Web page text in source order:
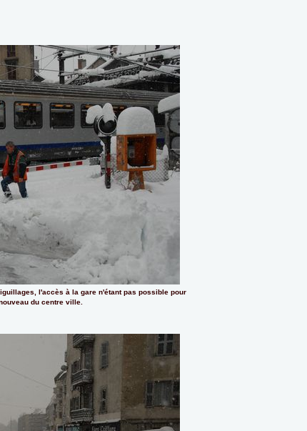
l'accès à la gare n'étant pas possible pour
du centre ville.